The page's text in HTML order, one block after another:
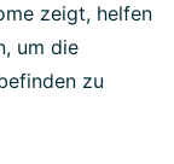
zeigt, helfen
um die
zu